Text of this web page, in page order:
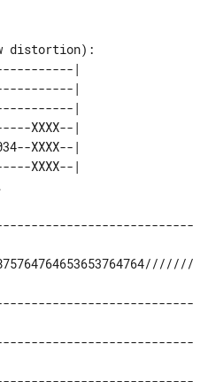
distortion):
|
|
|
XXXX--|
XXXX--|
XXXX--|